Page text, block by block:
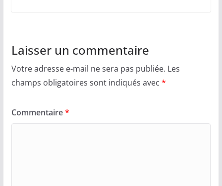
Laisser un commentaire
Votre adresse e-mail ne sera pas publiée. Les
champs obligatoires sont indiqués avec *
Commentaire*